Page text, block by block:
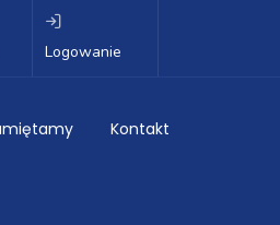
Logowanie
Kontakt